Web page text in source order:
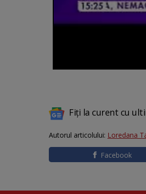
Fiți la curent cu
Autorul articolului: Loredana
Facebook